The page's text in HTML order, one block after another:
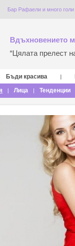
Бар Рафаели и много голи
Вдъхновението
“Цялата прелест
Бъди красива |
| Лица | Тенденции